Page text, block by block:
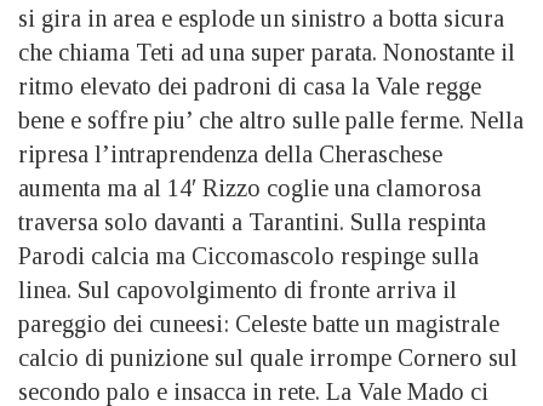
si gira in area e esplode un sinistro a botta sicura
che chiama Teti ad una super parata. Nonostante il
ritmo elevato dei padroni di casa la Vale regge
bene e soffre piu’ che altro sulle palle ferme. Nella
ripresa l’intraprendenza della Cheraschese
aumenta ma al 14′ Rizzo coglie una clamorosa
traversa solo davanti a Tarantini. Sulla respinta
Parodi calcia ma Ciccomascolo respinge sulla
linea. Sul capovolgimento di fronte arriva il
pareggio dei cuneesi: Celeste batte un magistrale
calcio di punizione sul quale irrompe Cornero sul
secondo palo e insacca in rete. La Vale Mado ci